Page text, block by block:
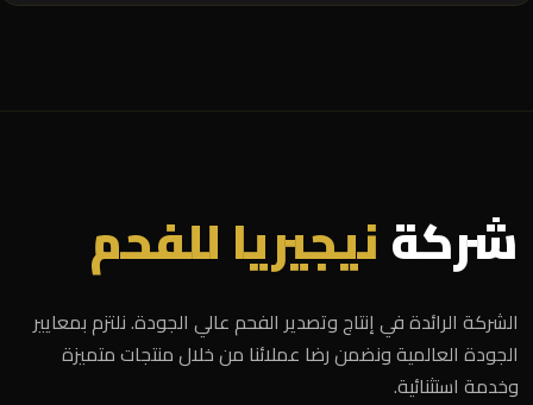
شركةنيجيريا للفحم
الشركة الرائدة في إنتاج وتصدير الفحم عالي الجودة. نلتزم بمعايير
الجودة العالمية ونضمن رضا عملائنا من خلال منتجات متميزة
وخدمة استثنائية.